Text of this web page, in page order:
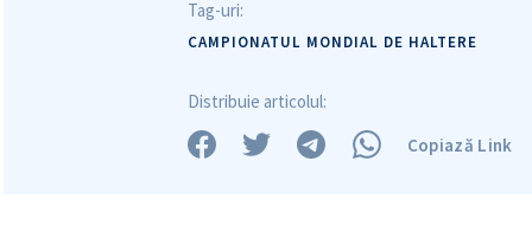
Tag-uri:
CAMPIONATUL MONDIAL DE HALTERE
Distribuie articolul:
Copiază Link